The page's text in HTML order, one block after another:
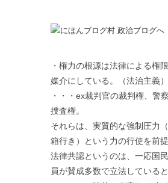
・権力の根源は法律による権
媒介にしている。（法治主義）
・・・ex裁判官の裁判権、警
捜査権。
それらは、実質的な強制圧力
箱行き）という力の行使を前提
法律共認というのは、一応国
員が賛成多数で立法している